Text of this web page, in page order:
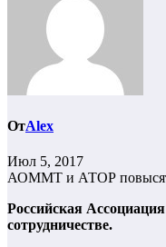
ОтAlex
Июл 5, 2017
АОММТ и АТОР повысят
Российская
сотрудничестве.